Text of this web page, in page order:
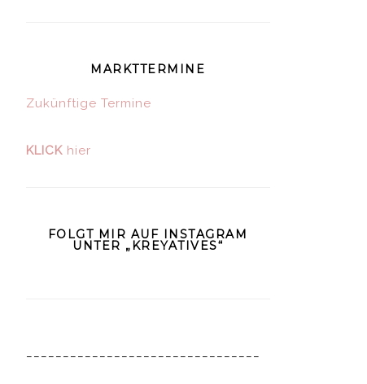
MARKTTERMINE
Zukünftige Termine
KLICKhier
FOLGT MIR AUF INSTAGRAM
UNTER „KREYATIVES“